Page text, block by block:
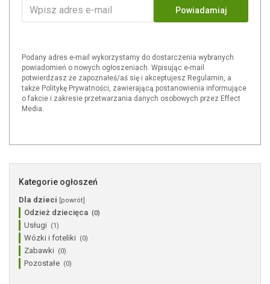
Powiadamiaj
Podany adres e-mail wykorzystamy do dostarczenia wybranych
powiadomień o nowych ogłoszeniach. Wpisując e-mail
potwierdzasz że zapoznałeś/aś się i akceptujesz Regulamin, a
także Politykę Prywatności, zawierającą postanowienia informujące
o fakcie i zakresie przetwarzania danych osobowych przez Effect
Media.
Kategorie ogłoszeń
Dla dzieci [powrót]
Odzież dziecięca (0)
Usługi (1)
Wózki i foteliki (0)
Zabawki (0)
Pozostałe (0)